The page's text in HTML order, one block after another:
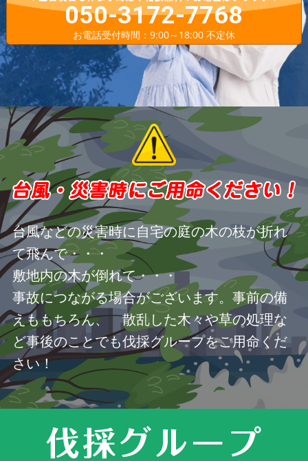
050-3172-7768
お電話受付時間：9:00～18:00 不定休
台風などの災害時に自宅の庭の木の枝が折れ
て飛んで・・・
敷地内の木が倒れて・・・
事故につながる場合がございます。事前の備
えももちろん、 散乱した木々や草の処理な
ど事後のことでも伐採グループをご用命くだ
さい！